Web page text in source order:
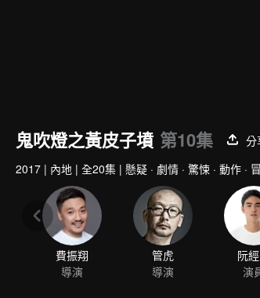
鬼吹燈之黃皮子墳 第10集
分
2017 | 內地 | 全20集 | 懸疑 · 劇情 · 驚悚 · 動作 ·
費振翔
導演
管虎
導演
阮
演